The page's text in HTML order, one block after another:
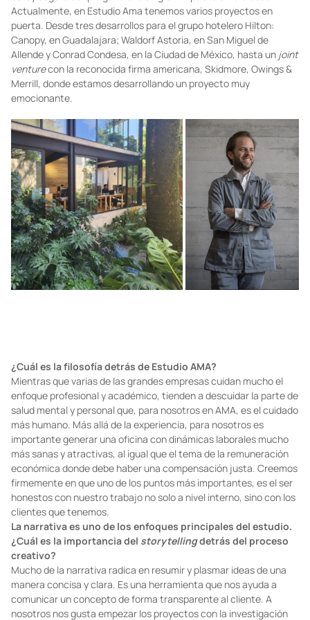
Participar en el Soho House de Ciudad de México fue una
experiencia fascinante: coordinar el proyecto y estar cerca de
una marca tan innovadora como Soho fue enriquecedor, la
comunidad que están construyendo es sumamente interesante y
estoy seguro de que generará un gran impacto en la ciudad.
Actualmente, en Estudio Ama tenemos varios proyectos en
puerta. Desde tres desarrollos para el grupo hotelero Hilton:
Canopy, en Guadalajara; Waldorf Astoria, en San Miguel de
Allende y Conrad Condesa, en la Ciudad de México, hasta unjoint
venturecon la reconocida firma americana, Skidmore, Owings &
Merrill, donde estamos desarrollando un proyecto muy
emocionante.
¿Cuál es la filosofía detrás de Estudio AMA?
Mientras que varias de las grandes empresas cuidan mucho el
enfoque profesional y académico, tienden a descuidar la parte de
salud mental y personal que, para nosotros en AMA, es el cuidado
más humano. Más allá de la experiencia, para nosotros es
importante generar una oficina con dinámicas laborales mucho
más sanas y atractivas, al igual que el tema de la remuneración
económica donde debe haber una compensación justa. Creemos
firmemente en que uno de los puntos más importantes, es el ser
honestos con nuestro trabajo no solo a nivel interno, sino con los
clientes que tenemos.
La narrativa es uno de los enfoques principales del estudio.
¿Cuál es la importancia delstorytelling detrás del proceso